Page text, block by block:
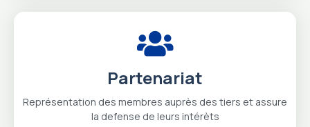
Partenariat
Représentation des membres auprès des tiers et assure
la defense de leurs intérèts